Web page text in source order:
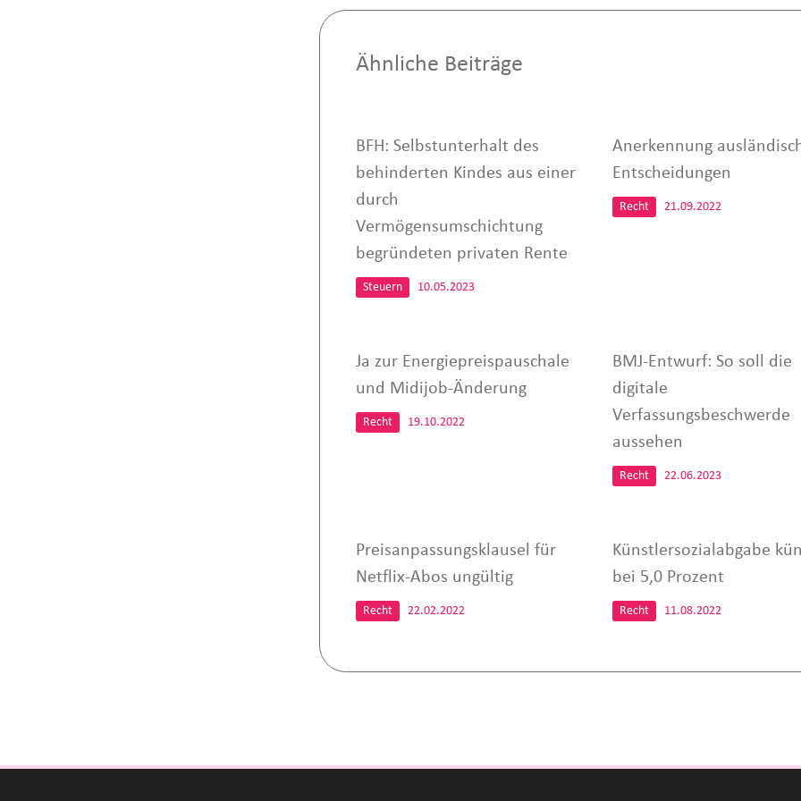
Ähnliche Beiträge
BFH: Selbstunterhalt des
behinderten Kindes aus einer
durch
Vermögensumschichtung
begründeten privaten Rente
Steuern 10.05.2023
Anerkennung
Entscheidungen
Recht 21.09.2022
Ja zur Energiepreispauschale
und Midijob-Änderung
Recht 19.10.2022
BMJ-Entwurf: So soll die
digitale
Verfassungsbeschwerde
aussehen
Recht 22.06.2023
Preisanpassungsklausel für
Netflix-Abos ungültig
Recht 22.02.2022
Künstlersozialabgabe
bei 5,0 Prozent
Recht 11.08.2022